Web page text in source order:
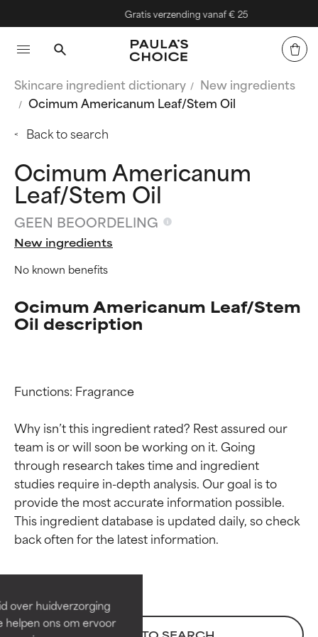
over huidverzorging
helpen ons om ervoor
Gratis verzending vanaf € 25
Skincare ingredient dictionary
New ingredients
Ocimum Americanum Leaf/Stem Oil
Back to search
Ocimum Americanum
Leaf/Stem Oil
GEEN BEOORDELING
New ingredients
No known benefits
Ocimum Americanum Leaf/Stem
Oil description
Functions: Fragrance
Why isn’t this ingredient rated? Rest assured our
team is or will soon be working on it. Going
through research takes time and ingredient
studies require in-depth analysis. Our goal is to
provide the most accurate information possible.
This ingredient database is updated daily, so check
Beoordelingen van
ingrediënten
Bewezen en ondersteund door
onafhankelijk onderzoek.
Beoordelingen van
ingrediënten
Bewezen en ondersteund door
onafhankelijk onderzoek.